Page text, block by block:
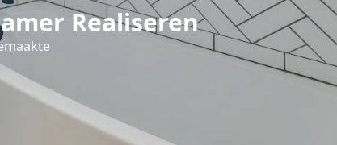
Realiseren